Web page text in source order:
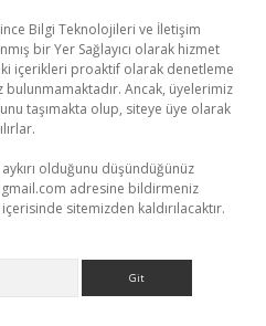
Bilgi Teknolojileri ve İletişim
bir Yer Sağlayıcı olarak hizmet
içerikleri proaktif olarak denetleme
Ancak, üyelerimiz
taşımakta olup, siteye üye olarak
olduğunu düşündüğünüz
adresine bildirmeniz
sitemizden kaldırılacaktır.